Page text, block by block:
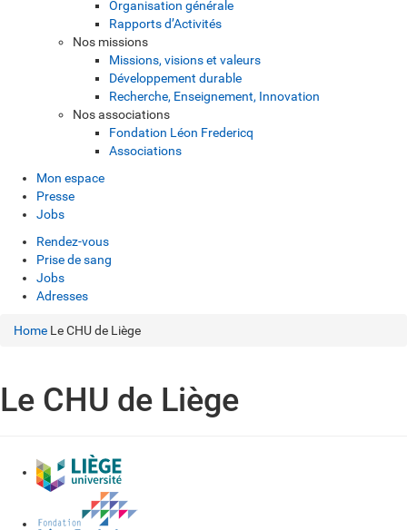
Organisation générale
Rapports d’Activités
Nos missions
Missions, visions et valeurs
Développement durable
Recherche, Enseignement, Innovation
Nos associations
Fondation Léon Fredericq
Associations
Mon espace
Presse
Jobs
Rendez-vous
Prise de sang
Jobs
Adresses
Home Le CHU de Liège
Le CHU de Liège